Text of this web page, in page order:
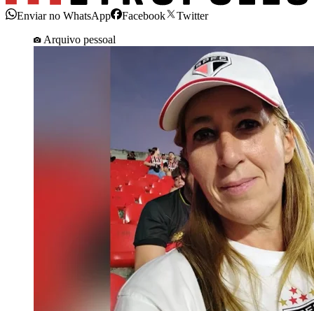
Enviar no WhatsApp Facebook
Twitter
Arquivo pessoal